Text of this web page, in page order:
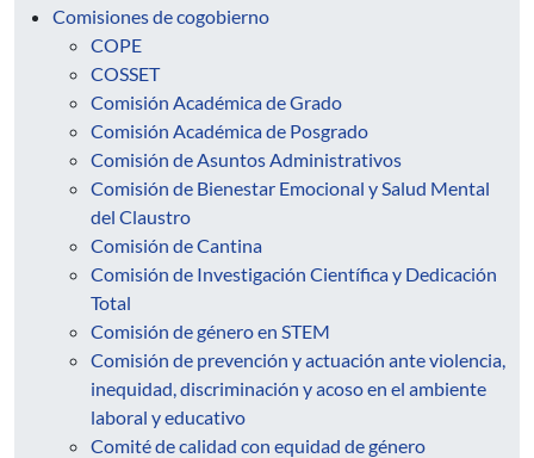
Comisiones de cogobierno
COPE
COSSET
Comisión Académica de Grado
Comisión Académica de Posgrado
Comisión de Asuntos Administrativos
Comisión de Bienestar Emocional y Salud Mental
del Claustro
Comisión de Cantina
Comisión de Investigación Científica y Dedicación
Total
Comisión de género en STEM
Comisión de prevención y actuación ante violencia,
inequidad, discriminación y acoso en el ambiente
laboral y educativo
Comité de calidad con equidad de género